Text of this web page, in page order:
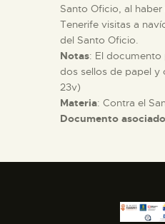
Santo Oficio, al
Tenerife visitas a
del Santo Oficio.
Notas: El documento
dos sellos de papel y
23v)
Materia: Contra el
Documento asociado